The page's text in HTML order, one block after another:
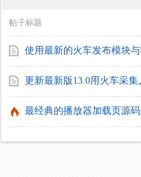
帖子标题
使用最新的火车发布模块
更新最新版13.0用火车采
最经典的播放器加载页源